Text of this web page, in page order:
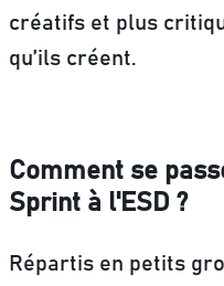
créatifs et plus
qu’ils créent.
Comment se
Sprint à l'ESD ?
Répartis en petits